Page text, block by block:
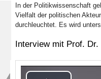
In der Politikwissenschaft
Vielfalt der politischen
durchleuchtet. Es wird
Interview mit Prof. Dr.